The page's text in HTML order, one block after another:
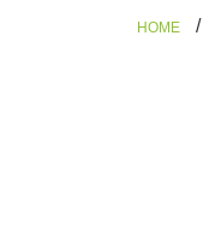
HOME /